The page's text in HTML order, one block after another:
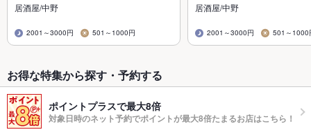
居酒屋/中野
2001～3000円 501～1000円
居酒屋/中野
2001～3000円 501～1000
お得な特集から探す・予約する
ポイントプラスで最大8倍
対象日時のネット予約でポイントが最大8倍たまるお店はこちら！